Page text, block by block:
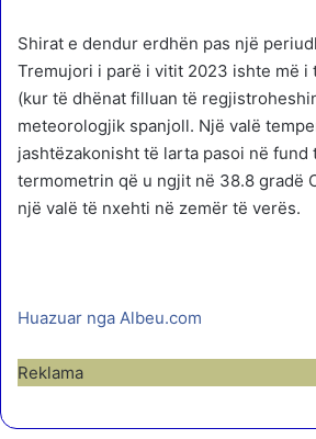
Shirat e dendur erdhën pas një
Tremujori i parë i vitit 2023 ishte më i
(kur të dhënat filluan të
meteorologjik spanjoll. Një valë
jashtëzakonisht të larta pasoi në fund
termometrin që u ngjit në 38.8 gradë
një valë të nxehti në zemër të verës.
Huazuar nga Albeu.com
Reklama